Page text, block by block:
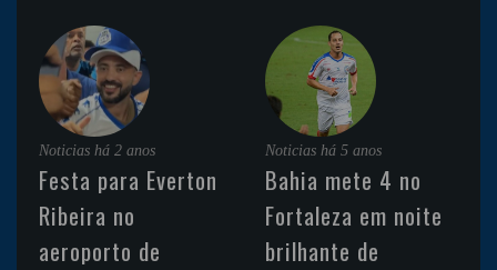
Noticias há 2 anos
Festa para Everton
Ribeira no
aeroporto de
Noticias há 5 anos
Bahia mete 4 no
Fortaleza em noite
brilhante de